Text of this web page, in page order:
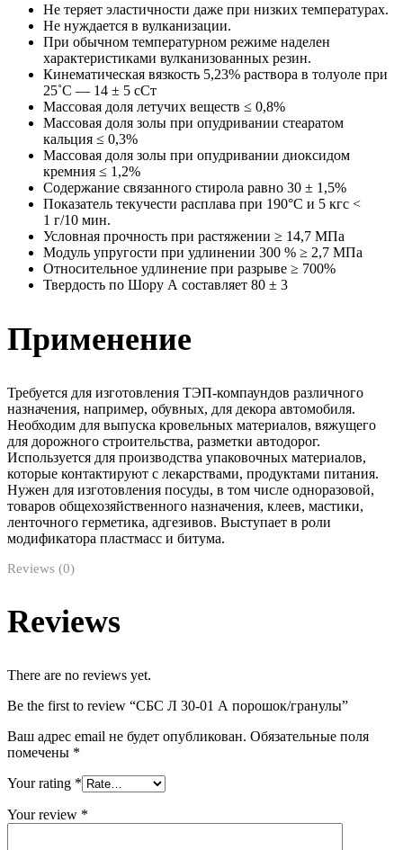
Не теряет эластичности даже при низких температурах.
Не нуждается в вулканизации.
При обычном температурном режиме наделен
характеристиками вулканизованных резин.
Кинематическая вязкость 5,23% раствора в толуоле при
25˚С — 14 ± 5 сСт
Массовая доля летучих веществ ≤ 0,8%
Массовая доля золы при опудривании стеаратом
кальция ≤ 0,3%
Массовая доля золы при опудривании диоксидом
кремния ≤ 1,2%
Содержание связанного стирола равно 30 ± 1,5%
Показатель текучести расплава при 190°C и 5 кгс <
1 г/10 мин.
Условная прочность при растяжении ≥ 14,7 МПа
Модуль упругости при удлинении 300 % ≥ 2,7 МПа
Относительное удлинение при разрыве ≥ 700%
Твердость по Шору А составляет 80 ± 3
Применение
Требуется для изготовления ТЭП-компаундов различного
назначения, например, обувных, для декора автомобиля.
Необходим для выпуска кровельных материалов, вяжущего
для дорожного строительства, разметки автодорог.
Используется для производства упаковочных материалов,
которые контактируют с лекарствами, продуктами питания.
Нужен для изготовления посуды, в том числе одноразовой,
товаров общехозяйственного назначения, клеев, мастики,
ленточного герметика, адгезивов. Выступает в роли
модификатора пластмасс и битума.
Reviews (0)
Reviews
There are no reviews yet.
Be the first to review “СБС Л 30-01 А порошок/гранулы”
Ваш адрес email не будет опубликован. Обязательные поля
помечены *
Your rating *
Your review *